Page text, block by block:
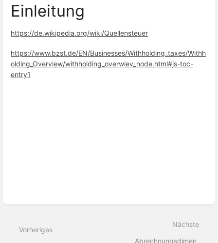
Einleitung
https://de.wikipedia.org/wiki/Quellensteuer
https://www.bzst.de/EN/Businesses/Withholding_taxes/Withh
olding_Overview/withholding_overwiev_node.html#js-toc-
entry1
Vorheriges
Nächste
Abrechnungsdimen